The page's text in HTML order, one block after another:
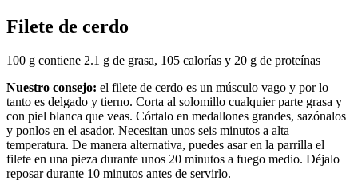
Filete de cerdo
100 g contiene 2.1 g de grasa, 105 calorías y 20 g de proteínas
Nuestro consejo: el filete de cerdo es un músculo vago y por lo
tanto es delgado y tierno. Corta al solomillo cualquier parte grasa y
con piel blanca que veas. Córtalo en medallones grandes, sazónalos
y ponlos en el asador. Necesitan unos seis minutos a alta
temperatura. De manera alternativa, puedes asar en la parrilla el
filete en una pieza durante unos 20 minutos a fuego medio. Déjalo
reposar durante 10 minutos antes de servirlo.